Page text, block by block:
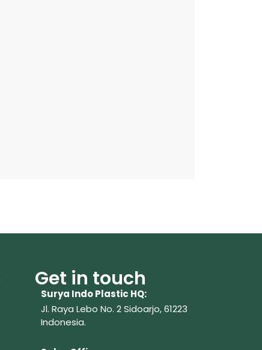
Get in touch
Surya Indo Plastic HQ:
Jl. Raya Lebo No. 2 Sidoarjo, 61223
Indonesia.